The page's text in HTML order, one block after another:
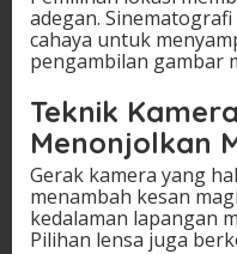
adegan.
cahaya untuk
pengambilan gambar
Teknik
Menonjolkan
Gerak kamera yang
menambah kesan
kedalaman lapangan
Pilihan lensa juga